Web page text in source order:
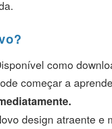
como
começar a
design atraente e